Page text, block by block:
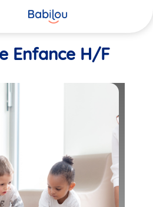
Enfance H/F